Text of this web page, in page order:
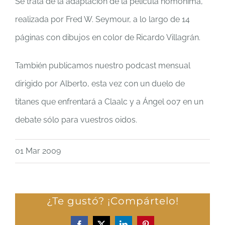
realizada por Fred W. Seymour, a lo largo de 14
páginas con dibujos en color de Ricardo Villagrán.
También publicamos nuestro podcast mensual
dirigido por Alberto, esta vez con un duelo de
titanes que enfrentará a Claalc y a Ángel 007 en un
debate sólo para vuestros oidos.
01 Mar 2009
¿Te gustó? ¡Compártelo!